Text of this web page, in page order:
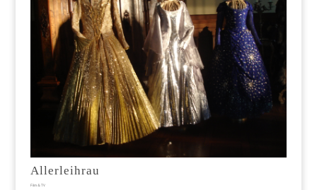
Allerleihrau
Film & TV